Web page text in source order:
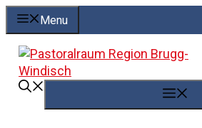
Springe
zum
Inhalt
Menu